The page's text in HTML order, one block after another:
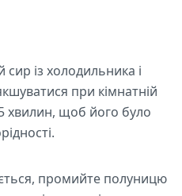
із холодильника і
при кімнатній
хвилин, щоб його було
промийте полуницю